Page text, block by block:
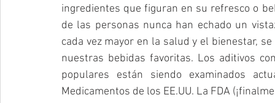
ingredientes que figuran en su refresco o
de las personas nunca han echado un
cada vez mayor en la salud y el bienestar,
nuestras bebidas favoritas. Los aditivos
populares están siendo examinados
Medicamentos de los EE.UU. La FDA